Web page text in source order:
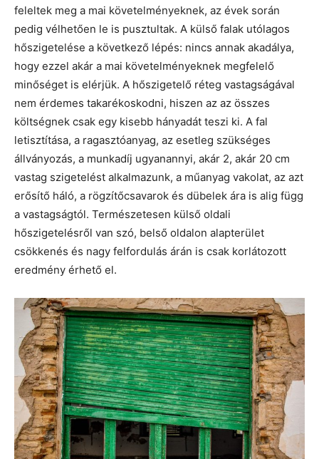
feleltek meg a mai követelményeknek, az évek során
pedig vélhetően le is pusztultak. A külső falak utólagos
hőszigetelése a következő lépés: nincs annak akadálya,
hogy ezzel akár a mai követelményeknek megfelelő
minőséget is elérjük. A hőszigetelő réteg vastagságával
nem érdemes takarékoskodni, hiszen az az összes
költségnek csak egy kisebb hányadát teszi ki. A fal
letisztítása, a ragasztóanyag, az esetleg szükséges
állványozás, a munkadíj ugyanannyi, akár 2, akár 20 cm
vastag szigetelést alkalmazunk, a műanyag vakolat, az azt
erősítő háló, a rögzítőcsavarok és dübelek ára is alig függ
a vastagságtól. Természetesen külső oldali
hőszigetelésről van szó, belső oldalon alapterület
csökkenés és nagy felfordulás árán is csak korlátozott
eredmény érhető el.